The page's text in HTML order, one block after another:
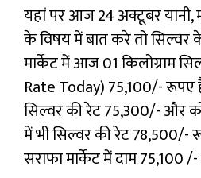
यहां पर आज 24 अक्टूबर यानी,
के विषय में बात करे तो सिल्वर
मार्केट में आज 01 किलोग्राम
Rate Today) 75,100/- रूपए
सिल्वर की रेट 75,300/- और
में भी सिल्वर की रेट 78,500/-
सराफा मार्केट में दाम 75,100